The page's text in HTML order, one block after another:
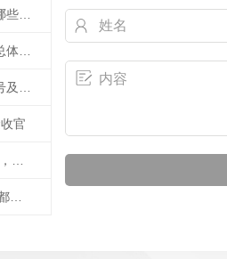
常用的成都消防器材有哪些？灭火器的使用方法？
【科普】成都沟槽管件总体介绍
消防沟槽管件的规格型号及一般要求
官
从“卖石头”，到“卖梨子”，再到“卖生态”（深阅读·关注生态产品价值实现）
【 生产小讲堂】这些成都消防器材你会使用吗？